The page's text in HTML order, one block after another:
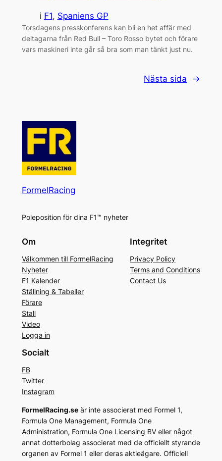
i F1, Spaniens GP
Torsdagens presskonferens kan bli en het affär med
deltagarna från Red Bull – Toro Rosso bytet och förare
vars maskineri inte går så bra som man tänkt just nu.
Nästa sida →
FormelRacing
Poleposition för dina F1™ nyheter
Om
Välkommen till FormelRacing
Nyheter
F1 Kalender
Ställning & Tabeller
Förare
Stall
Video
Logga in
Integritet
Privacy Policy
Terms and Conditions
Contact Us
Socialt
FB
Twitter
Instagram
FormelRacing.seär inte associerat med Formel 1,
Formula One Management, Formula One
Administration, Formula One Licensing BV eller något
annat dotterbolag associerat med de officiellt styrande
organen av Formel 1 eller deras aktieägare. Officiell